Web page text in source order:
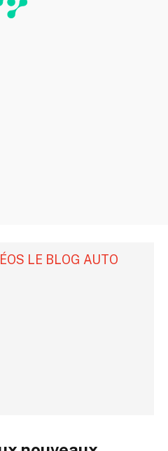
LE BLOG AUTO